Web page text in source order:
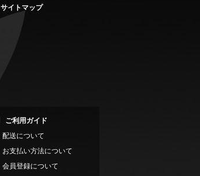
サイトマップ
ご利用ガイド
配送について
お支払い方法について
会員登録について